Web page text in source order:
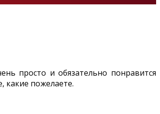
просто и обязательно понравится
какие пожелаете.